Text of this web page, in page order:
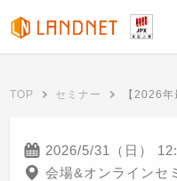
TOP セミナー 【2026
2026/5/31（日）
会場&オンラインセ